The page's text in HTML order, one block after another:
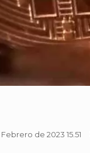
Febrero de 2023 15.51